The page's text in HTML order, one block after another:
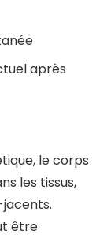
après
le corps
les tissus,
être